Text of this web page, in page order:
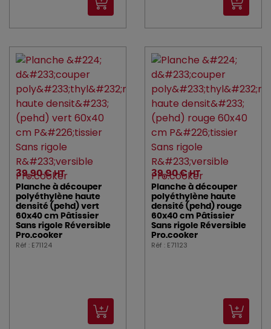
39,90 €HT
Planche à découper
polyéthylène haute
densité (pehd) vert
60x40 cm Pâtissier
Sans rigole Réversible
Pro.cooker
Réf : E71124
39,90 €HT
Planche à découper
polyéthylène haute
densité (pehd) rouge
60x40 cm Pâtissier
Sans rigole Réversible
Pro.cooker
Réf : E71123